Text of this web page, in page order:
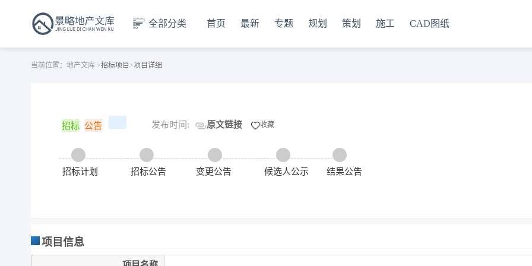
全部分类 首页 最新 专题 规划 策划 施工 CAD图纸
当前位置： 地产文库 >招标项目 >项目详细
招标 公告 发布时间: 原文链接 收藏
招标计划 招标公告 变更公告 候选人公示 结果公告
项目信息